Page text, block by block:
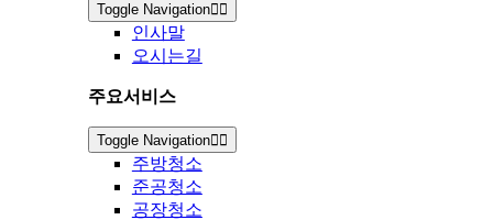
Toggle Navigation
인사말
오시는길
주요서비스
Toggle Navigation
주방청소
준공청소
공장청소